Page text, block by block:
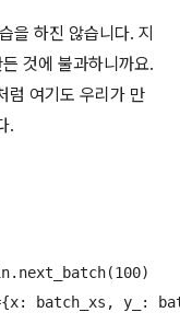
을 하진 않습니다. 지
것에 불과하니까요.
럼 여기도 우리가 만
.
batch_xs, y_: